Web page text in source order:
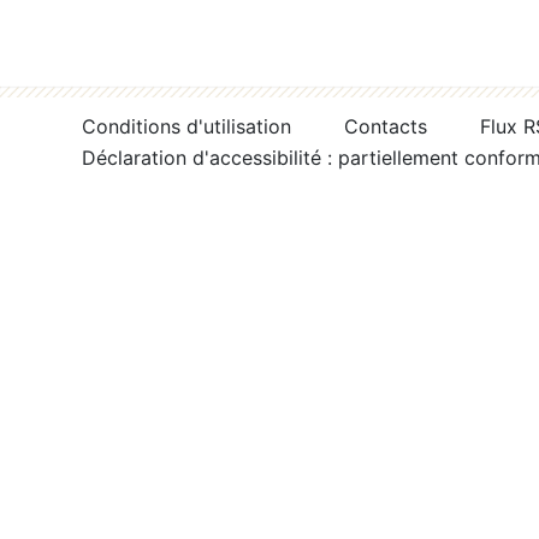
Conditions d'utilisation Contacts
Flux
Déclaration d'accessibilité : partiellement